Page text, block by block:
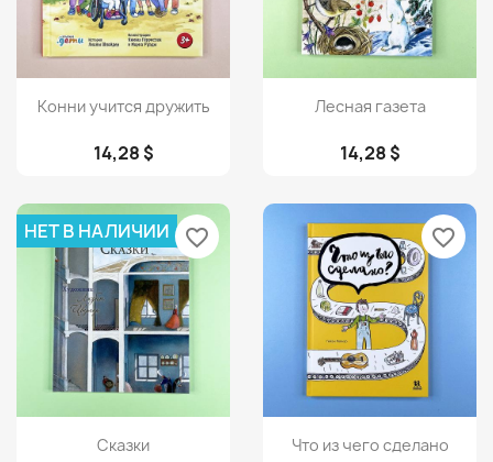
Просмотр
Конни учится дружить
14,28 $
Просмотр
Лесная газета
14,28 $
Просмотр
Сказки
НЕТ В НАЛИЧИИ favorite_border
Просмотр
Что из чего сделано
favorite_border